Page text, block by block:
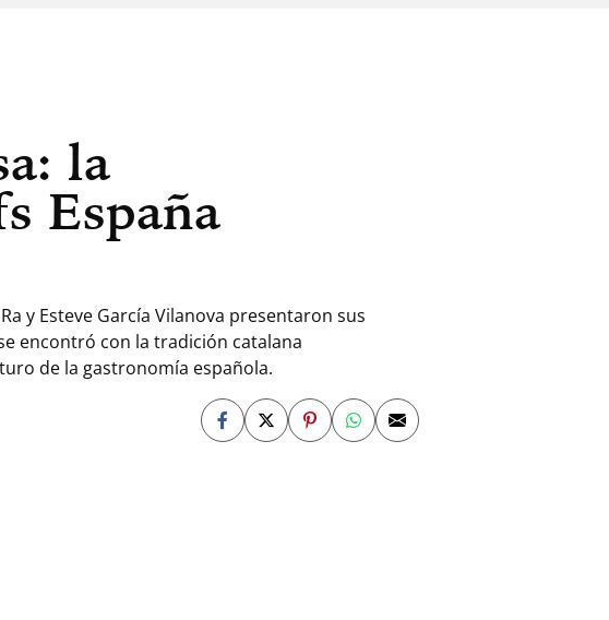
la
España
y Esteve García Vilanova presentaron sus
encontró con la tradición catalana
de la gastronomía española.